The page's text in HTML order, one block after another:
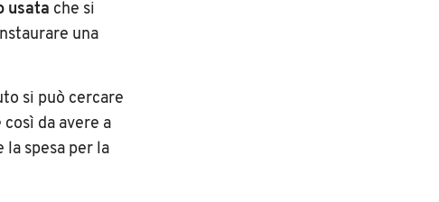
usata che si
una
si può cercare
da avere a
spesa per la